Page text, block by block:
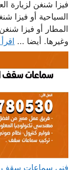
فيزا شنغن لزيارة
السياحية أو فيزا
المطار أو فيزا
وغيرها. أيضا ...